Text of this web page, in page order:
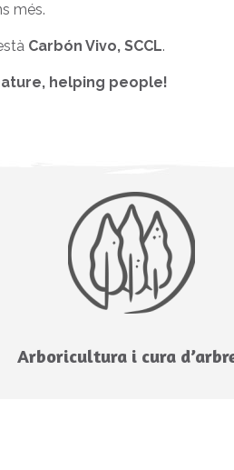
més.
Carbón Vivo, SCCL.
helping people!
Arboricultura i cura